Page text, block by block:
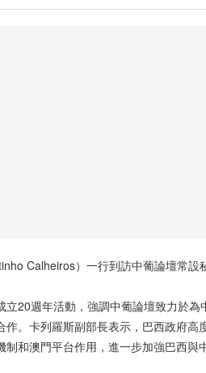
Calheiros）一行到訪中葡論壇常設
20週年活動，強調中葡論壇致力於
。卡列羅斯副部長表示，巴西政府
和澳門平台作用，進一步加強巴西與